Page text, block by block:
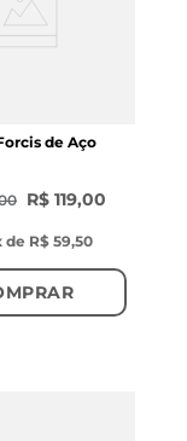
de Aço
R$ 119,00
de R$ 59,50